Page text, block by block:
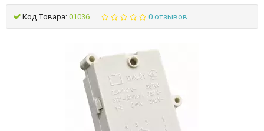
Код Товара: 01036 0 отзывов